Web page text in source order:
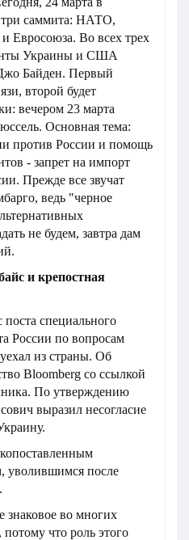
три саммита: НАТО,
Евросоюза. Во всех трех
Украины и США
Байден. Первый
второй будет
вечером 23 марта
Основная тема:
против России и помощь
- запрет на импорт
Прежде все звучат
ведь "черное
не будем, завтра дам
и крепостная
специального
России по вопросам
из страны. Об
Bloomberg со ссылкой
По утверждению
выразил несогласие
уволившимся после
знаковое во многих
что роль этого